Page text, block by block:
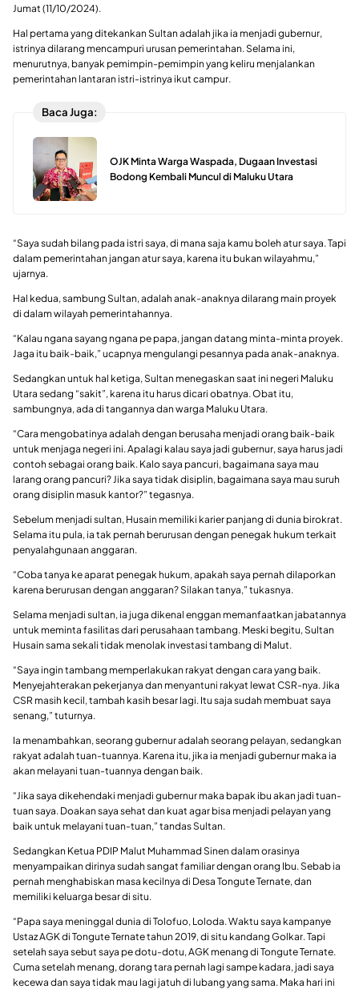
Jumat (11/10/2024).
Hal pertama yang ditekankan Sultan adalah jika ia menjadi gubernur,
istrinya dilarang mencampuri urusan pemerintahan. Selama ini,
menurutnya, banyak pemimpin-pemimpin yang keliru menjalankan
pemerintahan lantaran istri-istrinya ikut campur.
Baca Juga:
OJK Minta Warga Waspada, Dugaan Investasi
Bodong Kembali Muncul di Maluku Utara
“Saya sudah bilang pada istri saya, di mana saja kamu boleh atur saya. Tapi
dalam pemerintahan jangan atur saya, karena itu bukan wilayahmu,”
ujarnya.
Hal kedua, sambung Sultan, adalah anak-anaknya dilarang main proyek
di dalam wilayah pemerintahannya.
“Kalau ngana sayang ngana pe papa, jangan datang minta-minta proyek.
Jaga itu baik-baik,” ucapnya mengulangi pesannya pada anak-anaknya.
Sedangkan untuk hal ketiga, Sultan menegaskan saat ini negeri Maluku
Utara sedang “sakit”, karena itu harus dicari obatnya. Obat itu,
sambungnya, ada di tangannya dan warga Maluku Utara.
“Cara mengobatinya adalah dengan berusaha menjadi orang baik-baik
untuk menjaga negeri ini. Apalagi kalau saya jadi gubernur, saya harus jadi
contoh sebagai orang baik. Kalo saya pancuri, bagaimana saya mau
larang orang pancuri? Jika saya tidak disiplin, bagaimana saya mau suruh
orang disiplin masuk kantor?” tegasnya.
Sebelum menjadi sultan, Husain memiliki karier panjang di dunia birokrat.
Selama itu pula, ia tak pernah berurusan dengan penegak hukum terkait
penyalahgunaan anggaran.
“Coba tanya ke aparat penegak hukum, apakah saya pernah dilaporkan
karena berurusan dengan anggaran? Silakan tanya,” tukasnya.
Selama menjadi sultan, ia juga dikenal enggan memanfaatkan jabatannya
untuk meminta fasilitas dari perusahaan tambang. Meski begitu, Sultan
Husain sama sekali tidak menolak investasi tambang di Malut.
“Saya ingin tambang memperlakukan rakyat dengan cara yang baik.
Menyejahterakan pekerjanya dan menyantuni rakyat lewat CSR-nya. Jika
CSR masih kecil, tambah kasih besar lagi. Itu saja sudah membuat saya
senang,” tuturnya.
Ia menambahkan, seorang gubernur adalah seorang pelayan, sedangkan
rakyat adalah tuan-tuannya. Karena itu, jika ia menjadi gubernur maka ia
akan melayani tuan-tuannya dengan baik.
“Jika saya dikehendaki menjadi gubernur maka bapak ibu akan jadi tuan-
tuan saya. Doakan saya sehat dan kuat agar bisa menjadi pelayan yang
baik untuk melayani tuan-tuan,” tandas Sultan.
Sedangkan Ketua PDIP Malut Muhammad Sinen dalam orasinya
menyampaikan dirinya sudah sangat familiar dengan orang Ibu. Sebab ia
pernah menghabiskan masa kecilnya di Desa Tongute Ternate, dan
memiliki keluarga besar di situ.
“Papa saya meninggal dunia di Tolofuo, Loloda. Waktu saya kampanye
Ustaz AGK di Tongute Ternate tahun 2019, di situ kandang Golkar. Tapi
setelah saya sebut saya pe dotu-dotu, AGK menang di Tongute Ternate.
Cuma setelah menang, dorang tara pernah lagi sampe kadara, jadi saya
kecewa dan saya tidak mau lagi jatuh di lubang yang sama. Maka hari ini